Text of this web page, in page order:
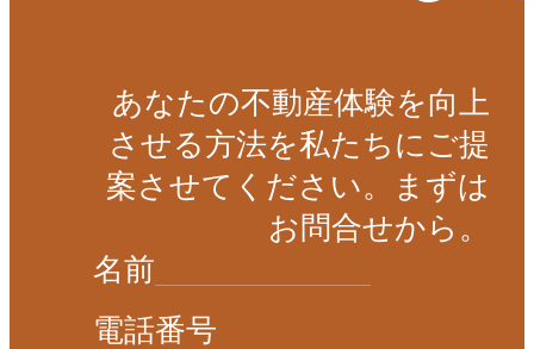
あなたの不動産体験を向上
させる方法を私たちにご提
案させてください。まずは
お問合せから。
名前
電話番号